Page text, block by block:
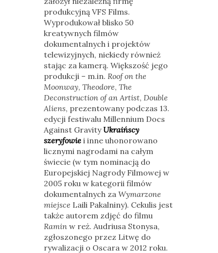
produkcyjną VFS Films.
Wyprodukował blisko 50
kreatywnych filmów
dokumentalnych i projektów
telewizyjnych, niekiedy również
stając za kamerą. Większość jego
produkcji – m.in. Roof on the
Moonway, Theodore, The
Deconstruction of an Artist, Double
Aliens, prezentowany podczas 13.
edycji festiwalu Millennium Docs
Against Gravity Ukraińscy
szeryfowiei inne uhonorowano
licznymi nagrodami na całym
świecie (w tym nominacją do
Europejskiej Nagrody Filmowej w
2005 roku w kategorii filmów
dokumentalnych za Wymarzone
miejsce Laili Pakalniny). Cekulis jest
także autorem zdjęć do filmu
Raminw reż. Audriusa Stonysa,
zgłoszonego przez Litwę do
rywalizacji o Oscara w 2012 roku.